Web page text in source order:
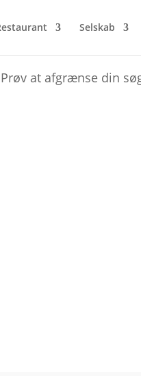
Selskab
at afgrænse din